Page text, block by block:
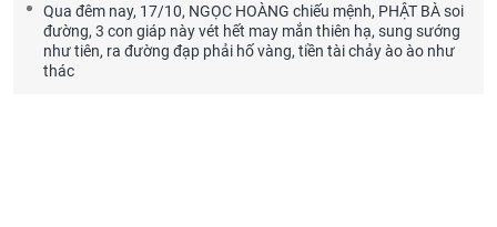
Qua đêm nay, 17/10, NGỌC HOÀNG chiếu mệnh, PHẬT BÀ soi
đường, 3 con giáp này vét hết may mắn thiên hạ, sung sướng
như tiên, ra đường đạp phải hố vàng, tiền tài chảy ào ào như
thác